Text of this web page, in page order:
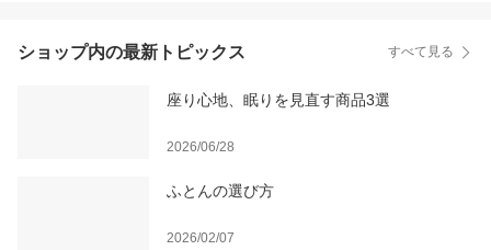
ショップ内の最新トピックス すべて見る
座り心地、眠りを見直す商品3選
2026/06/28
ふとんの選び方
2026/02/07